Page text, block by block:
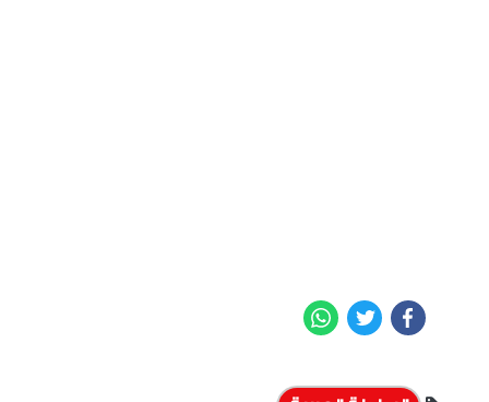
Facebook
Twitter